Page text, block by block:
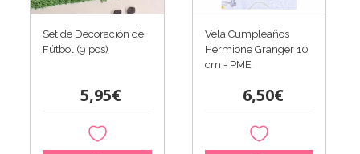
Set de Decoración de
Fútbol (9 pcs)
5,95€
Vela Cumpleaños
Hermione Granger 10
cm - PME
6,50€